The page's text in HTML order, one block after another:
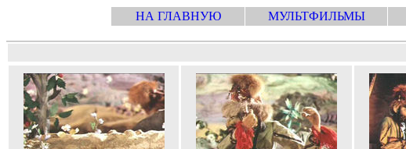
НА ГЛАВНУЮ МУЛЬТФИЛЬМЫ